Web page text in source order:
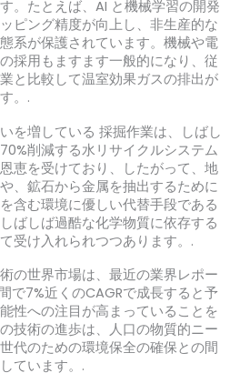
。たとえば、AI と機械学習の開発
ピング精度が向上し、非生産的な
系が保護されています。機械や電
採用もますます一般的になり、従
と比較して温室効果ガスの排出が
。.
を増している 採掘作業は、しばし
削減する水リサイクルシステム
恵を受けており、したがって、地
、鉱石から金属を抽出するために
含む環境に優しい代替手段である
ばしば過酷な化学物質に依存する
受け入れられつつあります。.
の世界市場は、最近の業界レポー
で7%近くのCAGRで成長すると予
性への注目が高まっていることを
技術の進歩は、人口の物質的ニー
代のための環境保全の確保との間
ています。.